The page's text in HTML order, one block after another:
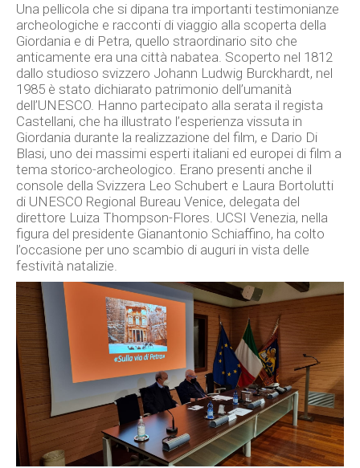
Una pellicola che si dipana tra importanti testimonianze
archeologiche e racconti di viaggio alla scoperta della
Giordania e di Petra, quello straordinario sito che
anticamente era una città nabatea. Scoperto nel 1812
dallo studioso svizzero Johann Ludwig Burckhardt, nel
1985 è stato dichiarato patrimonio dell’umanità
dell’UNESCO. Hanno partecipato alla serata il regista
Castellani, che ha illustrato l’esperienza vissuta in
Giordania durante la realizzazione del film, e Dario Di
Blasi, uno dei massimi esperti italiani ed europei di film a
tema storico-archeologico. Erano presenti anche il
console della Svizzera Leo Schubert e Laura Bortolutti
di UNESCO Regional Bureau Venice, delegata del
direttore Luiza Thompson-Flores. UCSI Venezia, nella
figura del presidente Gianantonio Schiaffino, ha colto
l’occasione per uno scambio di auguri in vista delle
festività natalizie.